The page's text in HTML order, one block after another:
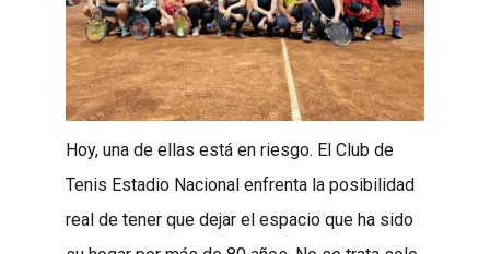
Hoy, una de ellas está en riesgo. El Club de
Tenis Estadio Nacional enfrenta la posibilidad
real de tener que dejar el espacio que ha sido